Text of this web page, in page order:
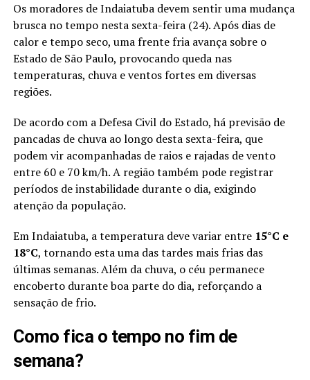
Os moradores de Indaiatuba devem sentir uma mudança
brusca no tempo nesta sexta-feira (24). Após dias de
calor e tempo seco, uma frente fria avança sobre o
Estado de São Paulo, provocando queda nas
temperaturas, chuva e ventos fortes em diversas
regiões.
De acordo com a Defesa Civil do Estado, há previsão de
pancadas de chuva ao longo desta sexta-feira, que
podem vir acompanhadas de raios e rajadas de vento
entre 60 e 70 km/h. A região também pode registrar
períodos de instabilidade durante o dia, exigindo
atenção da população.
Em Indaiatuba, a temperatura deve variar entre 15°C e
18°C, tornando esta uma das tardes mais frias das
últimas semanas. Além da chuva, o céu permanece
encoberto durante boa parte do dia, reforçando a
sensação de frio.
Como fica o tempo no fim de
semana?